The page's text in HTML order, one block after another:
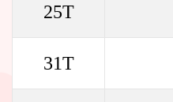
25T
31T